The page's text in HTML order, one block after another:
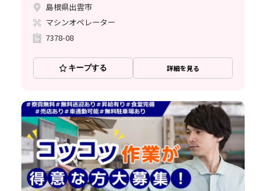
島根県出雲市
マシンオペレーター
7378-08
キープする 詳細を見る